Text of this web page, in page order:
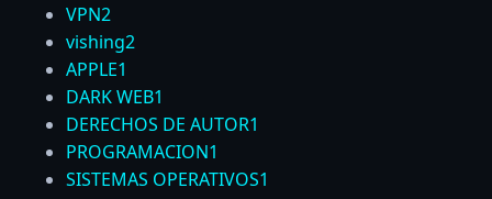
VPN2
vishing2
APPLE1
DARK WEB1
DERECHOS DE AUTOR1
PROGRAMACION1
SISTEMAS OPERATIVOS1